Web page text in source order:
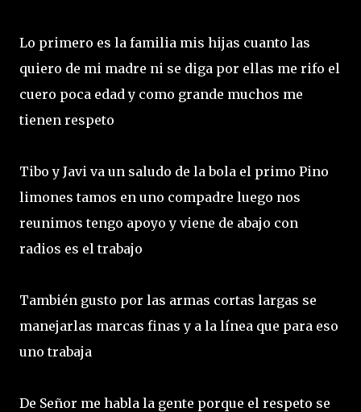
Lo primero es la familia mis hijas cuanto las
quiero de mi madre ni se diga por ellas me rifo el
cuero poca edad y como grande muchos me
tienen respeto
Tibo y Javi va un saludo de la bola el primo Pino
limones tamos en uno compadre luego nos
reunimos tengo apoyo y viene de abajo con
radios es el trabajo
También gusto por las armas cortas largas se
manejarlas marcas finas y a la línea que para eso
uno trabaja
De Señor me habla la gente porque el respeto se